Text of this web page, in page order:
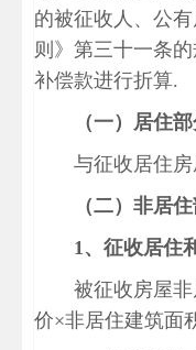
的被征收人、公
则》第三十一条
补偿款进行折算.
（一）居住
与征收居住房
（二）非居
1、征收居住
被征收房屋
价×非居住建筑面